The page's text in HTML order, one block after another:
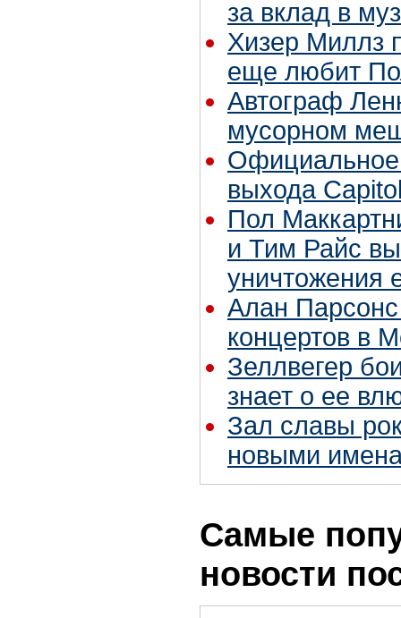
за вклад в
Хизер Миллз
еще любит
Автограф
мусорном
Официальное
выхода
Пол
и Тим Райс
уничтожения
Алан
концертов в
Зеллвегер
знает о ее
Зал славы
новыми
Самые
новости